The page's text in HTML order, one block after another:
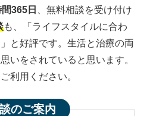
365日
、無料相談を受け付け
も、「ライフスタイルに合わ
と好評です。生活と治療の両
いをされていると思います。
利用ください。
のご案内